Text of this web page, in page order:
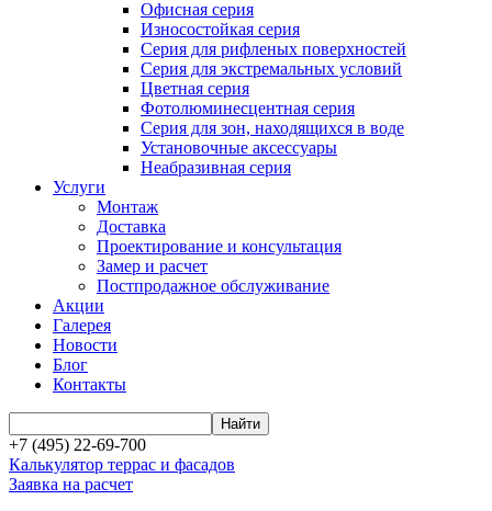
Офисная серия
Износостойкая серия
Серия для рифленых поверхностей
Серия для экстремальных условий
Цветная серия
Фотолюминесцентная серия
Серия для зон, находящихся в воде
Установочные аксессуары
Неабразивная серия
Услуги
Монтаж
Доставка
Проектирование и консультация
Замер и расчет
Постпродажное обслуживание
Акции
Галерея
Новости
Блог
Контакты
+7 (495) 22-69-700
Калькулятор террас и фасадов
Заявка на расчет